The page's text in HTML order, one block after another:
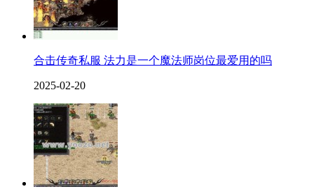
合击传奇私服 法力是一个魔法师岗位最爱用的吗
2025-02-20